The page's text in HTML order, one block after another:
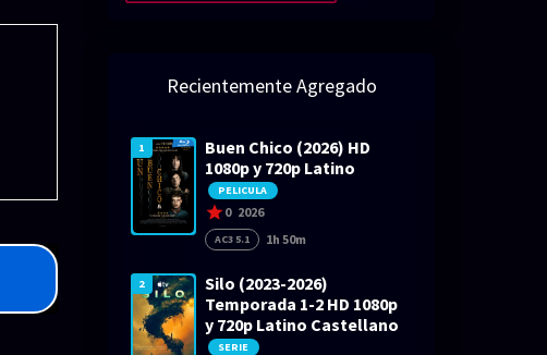
Recientemente Agregado
1
Buen Chico (2026) HD
1080p y 720p Latino
PELICULA
0 2026
AC3 5.1 1h 50m
2
Silo (2023-2026)
Temporada 1-2 HD 1080p
y 720p Latino Castellano
SERIE